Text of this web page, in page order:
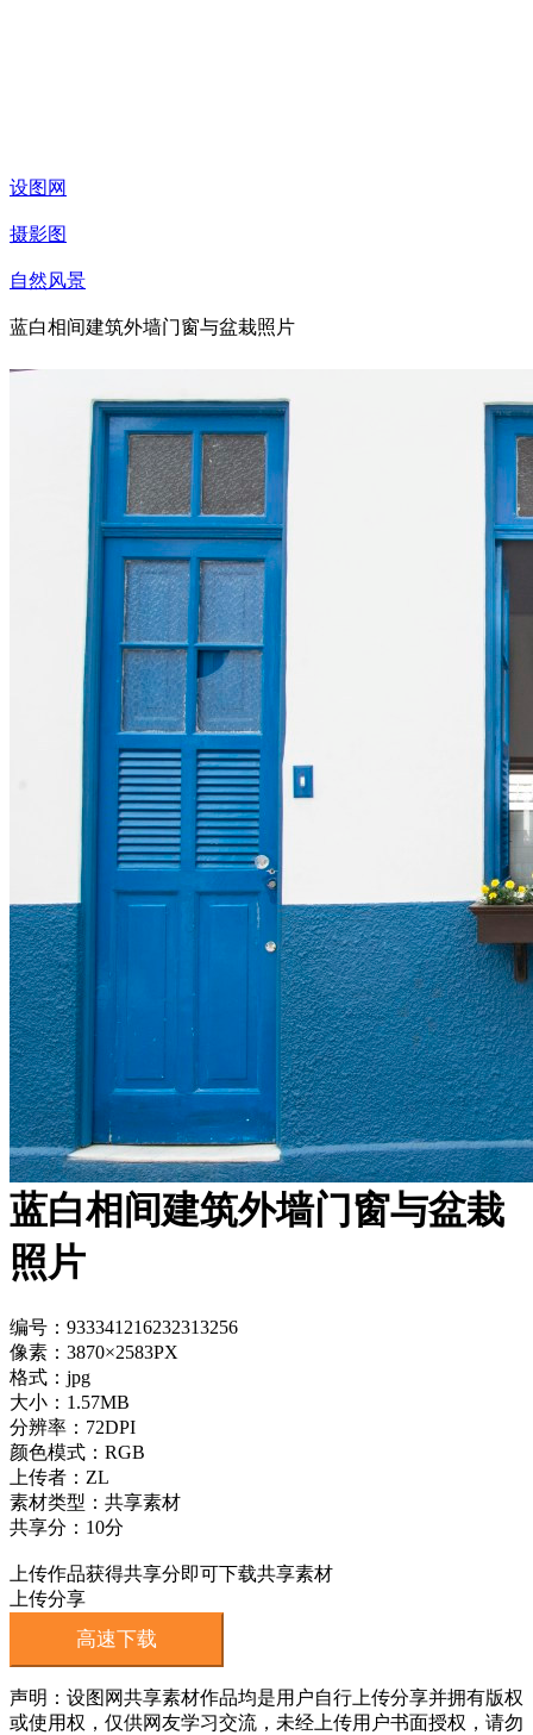
设图网
摄影图
自然风景
蓝白相间建筑外墙门窗与盆栽照片
蓝白相间建筑外墙门窗与盆栽
照片
编号：933341216232313256
像素：3870×2583PX
格式：jpg
大小：1.57MB
分辨率：72DPI
颜色模式：RGB
上传者：ZL
素材类型：共享素材
共享分：10分
上传作品获得共享分即可下载共享素材
上传分享
高速下载
声明：设图网共享素材作品均是用户自行上传分享并拥有版权
或使用权，仅供网友学习交流，未经上传用户书面授权，请勿